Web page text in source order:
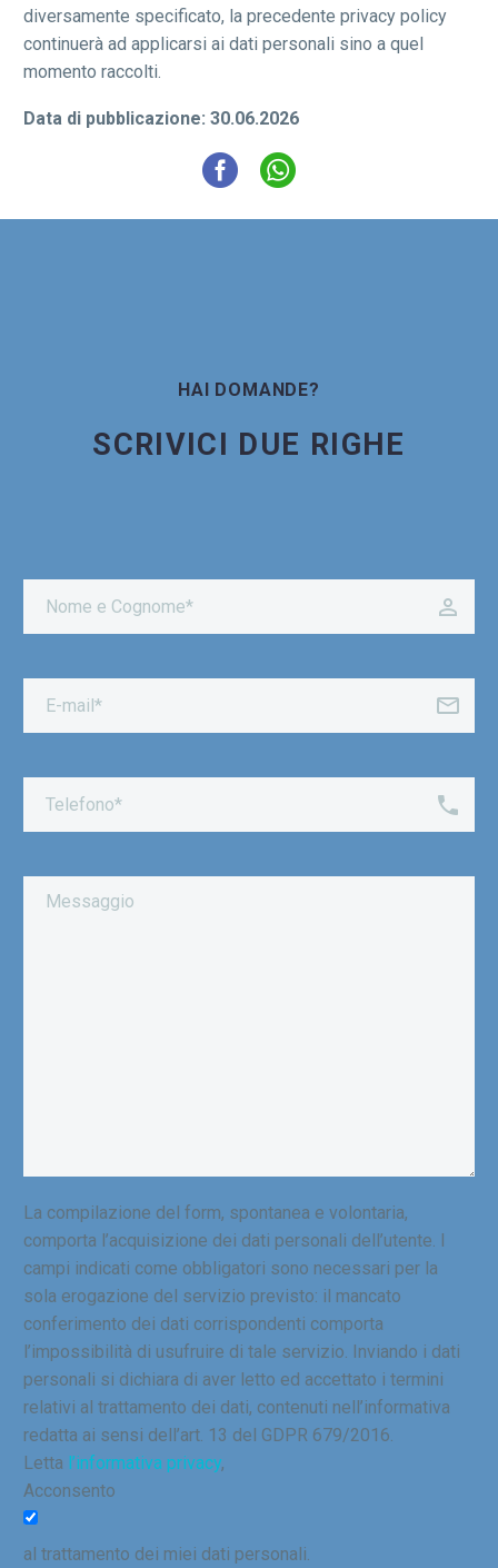
diversamente specificato, la precedente privacy policy
continuerà ad applicarsi ai dati personali sino a quel
momento raccolti.
Data di pubblicazione: 30.06.2026
HAI DOMANDE?
SCRIVICI DUE RIGHE
La compilazione del form, spontanea e volontaria,
comporta l’acquisizione dei dati personali dell’utente. I
campi indicati come obbligatori sono necessari per la
sola erogazione del servizio previsto: il mancato
conferimento dei dati corrispondenti comporta
l’impossibilità di usufruire di tale servizio. Inviando i dati
personali si dichiara di aver letto ed accettato i termini
relativi al trattamento dei dati, contenuti nell’informativa
redatta ai sensi dell’art. 13 del GDPR 679/2016.
Letta l’informativa privacy,
Acconsento
al trattamento dei miei dati personali.